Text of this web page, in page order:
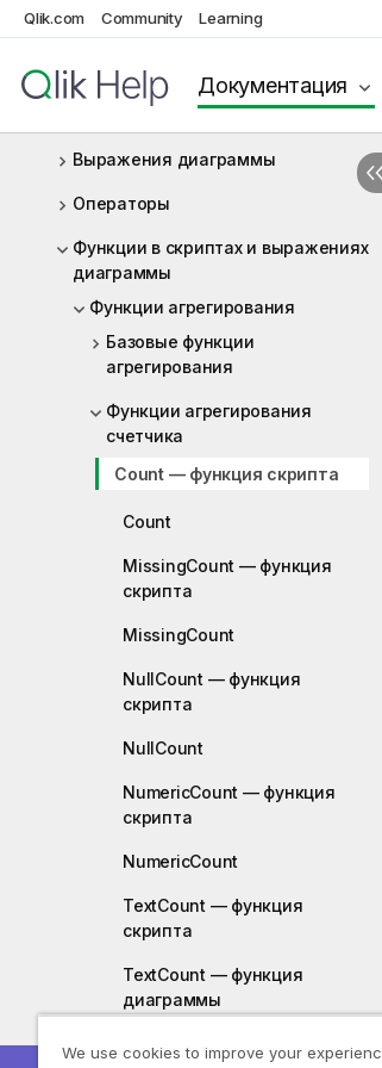
Qlik.com Community Learning
Документация
скрипта
Выражения скрипта
Выражения диаграммы
Операторы
Функции в скриптах и выражениях
диаграммы
Функции агрегирования
Базовые функции
агрегирования
Функции агрегирования
счетчика
Count — функция скрипта
Count
MissingCount — функция
скрипта
MissingCount
NullCount — функция
скрипта
NullCount
NumericCount — функция
скрипта
NumericCount
TextCount — функция
скрипта
TextCount — функция
диаграммы
Функции финансового
We use cookies to improve your